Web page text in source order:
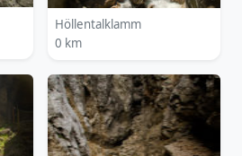
Höllentalklamm
0 km